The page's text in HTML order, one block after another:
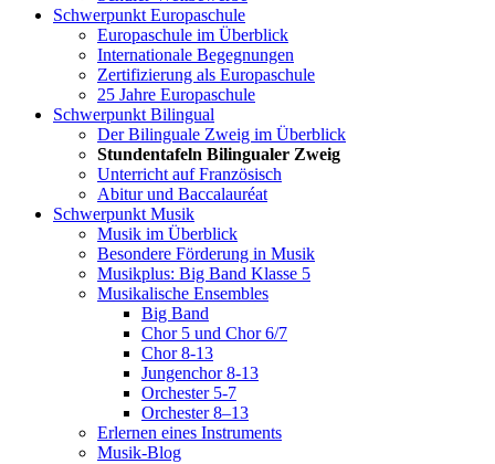
Schwerpunkt Europaschule
Europaschule im Überblick
Internationale Begegnungen
Zertifizierung als Europaschule
25 Jahre Europaschule
Schwerpunkt Bilingual
Der Bilinguale Zweig im Überblick
Stundentafeln Bilingualer Zweig
Unterricht auf Französisch
Abitur und Baccalauréat
Schwerpunkt Musik
Musik im Überblick
Besondere Förderung in Musik
Musikplus: Big Band Klasse 5
Musikalische Ensembles
Big Band
Chor 5 und Chor 6/7
Chor 8-13
Jungenchor 8-13
Orchester 5-7
Orchester 8–13
Erlernen eines Instruments
Musik-Blog